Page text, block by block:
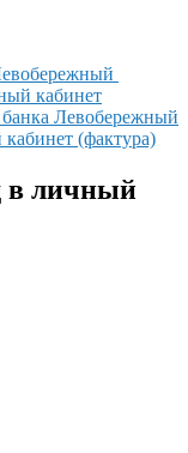
кабинет
Левобережный
(фактура)
в личный